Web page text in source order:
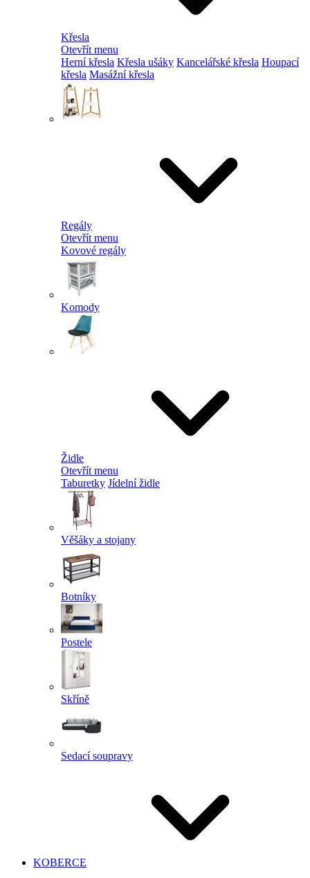
Křesla
Otevřít menu
Herní křesla Křesla ušáky Kancelářské křesla Houpací
křesla Masážní křesla
Regály
Otevřít menu
Kovové regály
Komody
Židle
Otevřít menu
Taburetky Jídelní židle
Věšáky a stojany
Botníky
Postele
Skříně
Sedací soupravy
KOBERCE